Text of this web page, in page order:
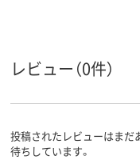
レジ袋有
対象外
吊り穴 無
レビュー（0件）
投稿されたレビューはまだ
待ちしています。